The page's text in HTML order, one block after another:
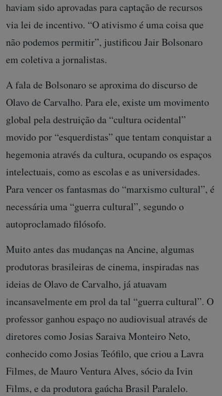
haviam sido aprovadas para captação de recursos
via lei de incentivo. “O ativismo é uma coisa que
não podemos permitir”, justificou Jair Bolsonaro
em coletiva a jornalistas.
A fala de Bolsonaro se aproxima do discurso de
Olavo de Carvalho. Para ele, existe um movimento
global pela destruição da “cultura ocidental”
movido por “esquerdistas” que tentam conquistar a
hegemonia através da cultura, ocupando os espaços
intelectuais, como as escolas e as universidades.
Para vencer os fantasmas do “marxismo cultural”, é
necessária uma “guerra cultural”, segundo o
autoproclamado filósofo.
Muito antes das mudanças na Ancine, algumas
produtoras brasileiras de cinema, inspiradas nas
ideias de Olavo de Carvalho, já atuavam
incansavelmente em prol da tal “guerra cultural”. O
professor ganhou espaço no audiovisual através de
diretores como Josias Saraiva Monteiro Neto,
conhecido como Josias Teófilo, que criou a Lavra
Filmes, de Mauro Ventura Alves, sócio da Ivin
Films, e da produtora gaúcha Brasil Paralelo.